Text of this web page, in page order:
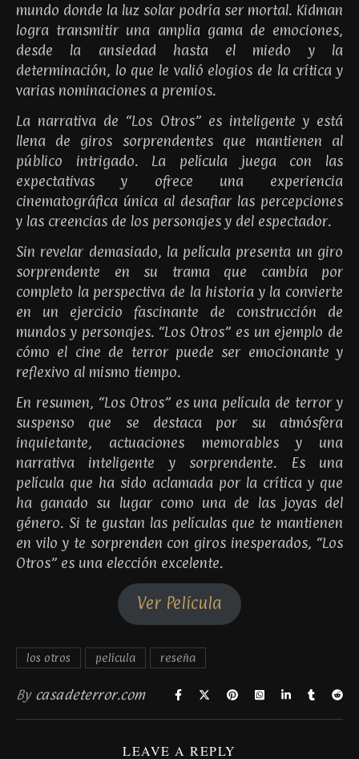
mundo donde la luz solar podría ser mortal. Kidman
logra transmitir una amplia gama de emociones,
desde la ansiedad hasta el miedo y la
determinación, lo que le valió elogios de la crítica y
varias nominaciones a premios.
La narrativa de “Los Otros” es inteligente y está
llena de giros sorprendentes que mantienen al
público intrigado. La película juega con las
expectativas y ofrece una experiencia
cinematográfica única al desafiar las percepciones
y las creencias de los personajes y del espectador.
Sin revelar demasiado, la película presenta un giro
sorprendente en su trama que cambia por
completo la perspectiva de la historia y la convierte
en un ejercicio fascinante de construcción de
mundos y personajes. “Los Otros” es un ejemplo de
cómo el cine de terror puede ser emocionante y
reflexivo al mismo tiempo.
En resumen, “Los Otros” es una película de terror y
suspenso que se destaca por su atmósfera
inquietante, actuaciones memorables y una
narrativa inteligente y sorprendente. Es una
película que ha sido aclamada por la crítica y que
ha ganado su lugar como una de las joyas del
género. Si te gustan las películas que te mantienen
en vilo y te sorprenden con giros inesperados, “Los
Otros” es una elección excelente.
Ver Película
los otros película reseña
By casadeterror.com
LEAVE A REPLY